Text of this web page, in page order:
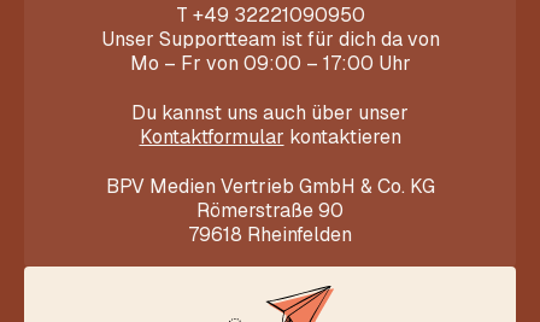
T +49 32221090950
Unser Supportteam ist für dich da von
Mo – Fr von 09:00 – 17:00 Uhr
Du kannst uns auch über unser
Kontaktformular kontaktieren
BPV Medien Vertrieb GmbH & Co. KG
Römerstraße 90
79618 Rheinfelden